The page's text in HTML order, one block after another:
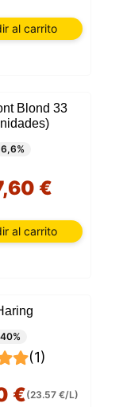
al carrito
Blond 33
6,6%
€
al carrito
40%
(1)
€(23.57 €/L)